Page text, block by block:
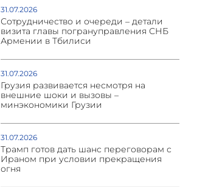
31.07.2026
Сотрудничество и очереди – детали
визита главы погрануправления СНБ
Армении в Тбилиси
31.07.2026
Грузия развивается несмотря на
внешние шоки и вызовы –
минэкономики Грузии
31.07.2026
Трамп готов дать шанс переговорам с
Ираном при условии прекращения
огня